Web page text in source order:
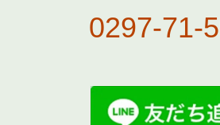
0297-71-